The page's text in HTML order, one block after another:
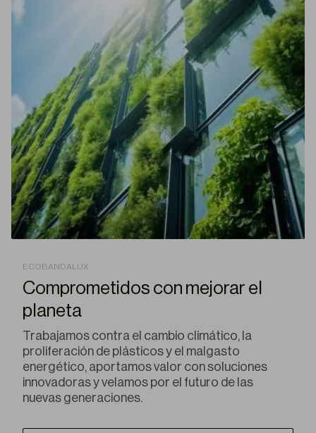
ECOBANDALUX
Comprometidos con mejorar el
planeta
Trabajamos contra el cambio climático, la
proliferación de plásticos y el malgasto
energético, aportamos valor con soluciones
innovadoras y velamos por el futuro de las
nuevas generaciones.